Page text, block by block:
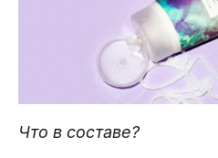
Что в составе?